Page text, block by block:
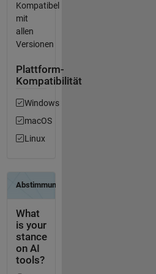
Kompatibel
mit
allen
Versionen
Plattform-
Kompatibilität
Windows
macOS
Linux